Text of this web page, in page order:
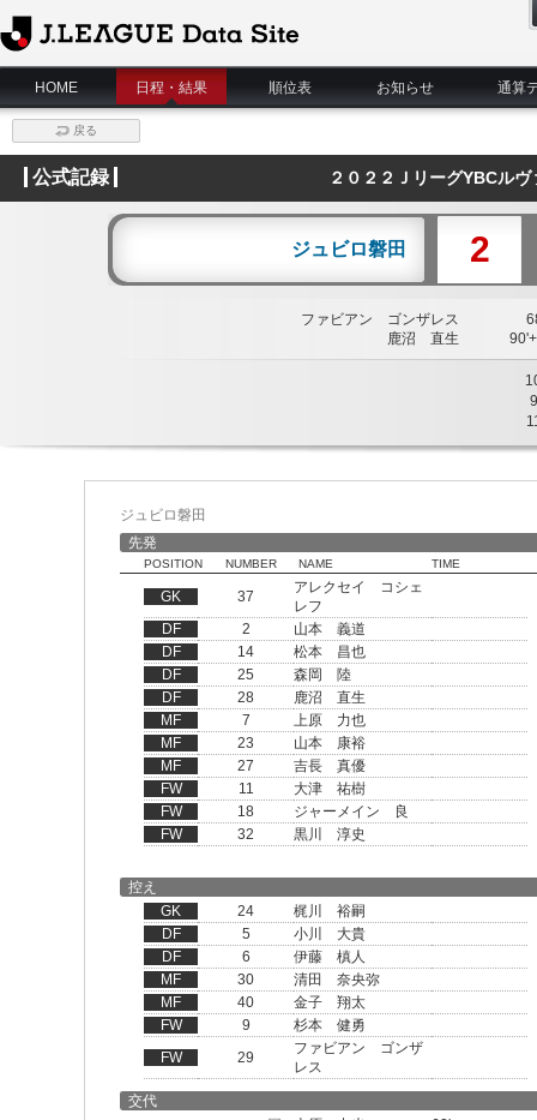
J.League Data Site
HOME
日程・結果 順位表 お知らせ 通算
戻る
公式記録 ２０２２ＪリーグYBCル
ジュビロ磐田 2
ファビアン ゴンザレス
鹿沼 直生
9
ジュビロ磐田
先発
POSITION NUMBER NAME TIME
GK 37
アレクセイ コシェ
レフ
DF
2
山本 義道
DF
14
松本 昌也
DF
25
森岡 陸
DF
28
鹿沼 直生
MF
7
上原 力也
MF
23
山本 康裕
MF
27
吉長 真優
FW
11
大津 祐樹
FW
18
ジャーメイン 良
FW
32 黒川 淳史
控え
GK
24
梶川 裕嗣
DF
5
小川 大貴
DF
6
伊藤 槙人
MF
30
清田 奈央弥
MF
40
金子 翔太
FW
9
杉本 健勇
FW
29
ファビアン ゴンザ
レス
交代